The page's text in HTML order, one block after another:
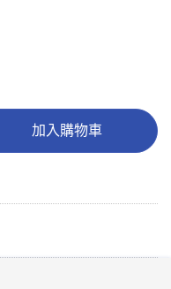
加入購物車